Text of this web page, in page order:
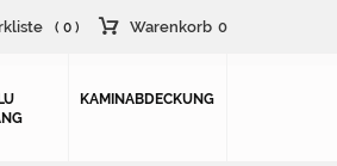
( 0 ) Warenkorb 0
KAMINABDECKUNG